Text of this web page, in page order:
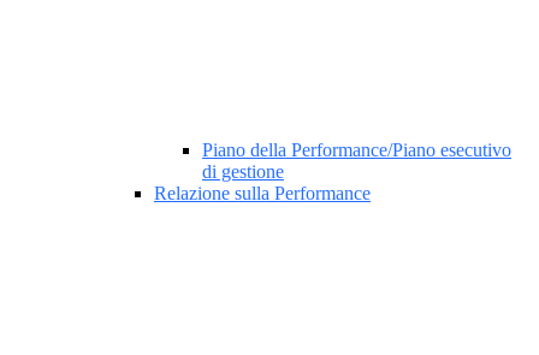
Piano della Performance/Piano esecutivo
di gestione
Relazione sulla Performance